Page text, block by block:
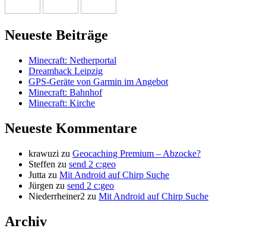
Neueste Beiträge
Minecraft: Netherportal
Dreamhack Leipzig
GPS-Geräte von Garmin im Angebot
Minecraft: Bahnhof
Minecraft: Kirche
Neueste Kommentare
krawuzi zu Geocaching Premium – Abzocke?
Steffen zu send 2 c:geo
Jutta zu Mit Android auf Chirp Suche
Jürgen zu send 2 c:geo
Niederrheiner2 zu Mit Android auf Chirp Suche
Archiv